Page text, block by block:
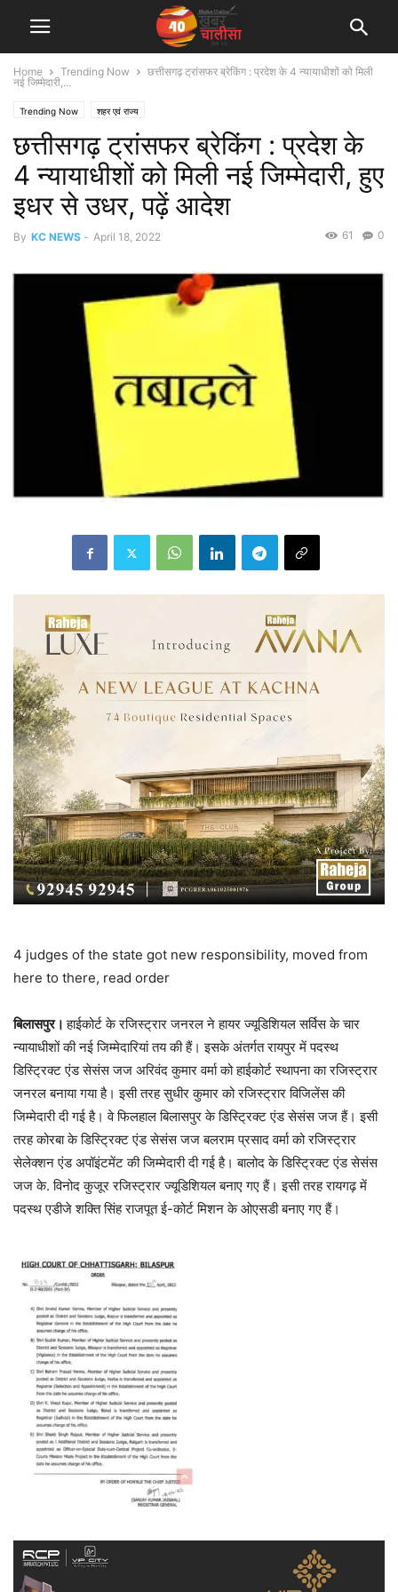
Home Trending Now
छत्तीसगढ़ ट्रांसफर ब्रेकिंग : प्रदेश के 4 न्यायाधीशों को मिली
नई जिम्मेदारी,...
Trending Now शहर एवं राज्य
छत्तीसगढ़ ट्रांसफर ब्रेकिंग : प्रदेश के
4 न्यायाधीशों को मिली नई जिम्मेदारी, हुए
इधर से उधर, पढ़ें आदेश
By KC NEWS - April 18, 2022 0
61
4 judges of the state got new responsibility, moved from
here to there, read order
बिलासपुर।हाईकोर्ट के रजिस्ट्रार जनरल ने हायर ज्यूडिशियल सर्विस के चार
न्यायाधीशों की नई जिम्मेदारियां तय की हैं। इसके अंतर्गत रायपुर में पदस्थ
डिस्ट्रिक्ट एंड सेसंस जज अरिवंद कुमार वर्मा को हाईकोर्ट स्थापना का रजिस्ट्रार
जनरल बनाया गया है। इसी तरह सुधीर कुमार को रजिस्ट्रार विजिलेंस की
जिम्मेदारी दी गई है। वे फिलहाल बिलासपुर के डिस्ट्रिक्ट एंड सेसंस जज हैं। इसी
तरह कोरबा के डिस्ट्रिक्ट एंड सेसंस जज बलराम प्रसाद वर्मा को रजिस्ट्रार
सेलेक्शन एंड अपॉइंटमेंट की जिम्मेदारी दी गई है। बालोद के डिस्ट्रिक्ट एंड सेसंस
जज के. विनोद कुजूर रजिस्ट्रार ज्यूडिशियल बनाए गए हैं। इसी तरह रायगढ़ में
पदस्थ एडीजे शक्ति सिंह राजपूत ई-कोर्ट मिशन के ओएसडी बनाए गए हैं।